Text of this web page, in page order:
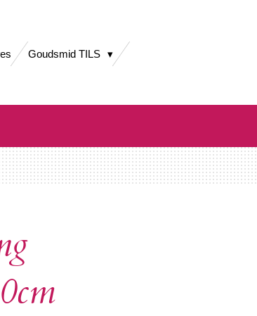
Goudsmid TILS